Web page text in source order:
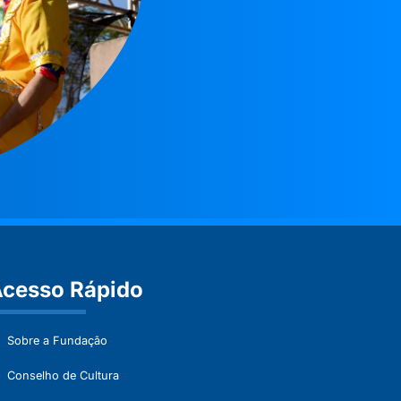
Rápido
Sobre a Fundação
Conselho de Cultura